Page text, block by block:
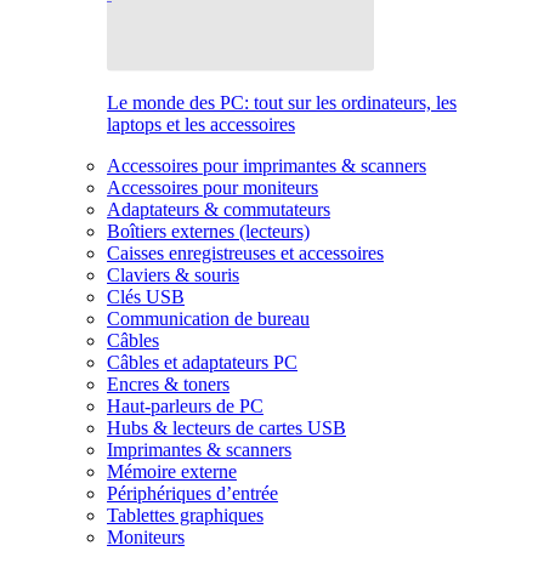
Le monde des PC: tout sur les ordinateurs, les
laptops et les accessoires
Accessoires pour imprimantes & scanners
Accessoires pour moniteurs
Adaptateurs & commutateurs
Boîtiers externes (lecteurs)
Caisses enregistreuses et accessoires
Claviers & souris
Clés USB
Communication de bureau
Câbles
Câbles et adaptateurs PC
Encres & toners
Haut-parleurs de PC
Hubs & lecteurs de cartes USB
Imprimantes & scanners
Mémoire externe
Périphériques d’entrée
Tablettes graphiques
Moniteurs